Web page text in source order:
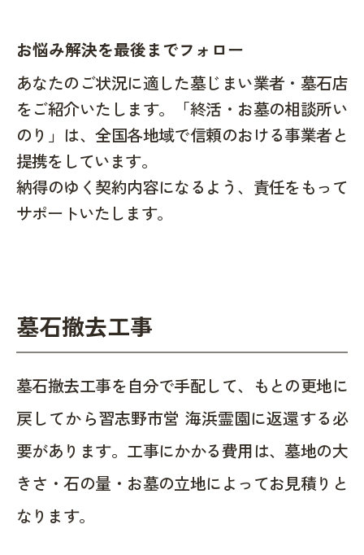
お悩み解決を最後までフォロー
あなたのご状況に適した墓じまい業者・墓石店
をご紹介いたします。「終活・お墓の相談所い
のり」は、全国各地域で信頼のおける事業者と
提携をしています。
納得のゆく契約内容になるよう、責任をもって
サポートいたします。
墓石撤去工事
墓石撤去工事を自分で手配して、もとの更地に
戻してから習志野市営 海浜霊園に返還する必
要があります。工事にかかる費用は、墓地の大
きさ・石の量・お墓の立地によってお見積りと
なります。